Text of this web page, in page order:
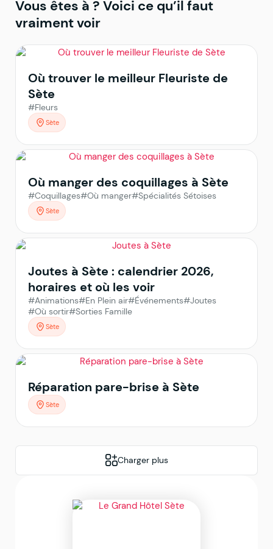
Vous êtes à ? Voici ce qu’il faut
vraiment voir
Où trouver le meilleur Fleuriste de
Sète
#Fleurs
Sète
Où manger des coquillages à Sète
#Coquillages#Où manger#Spécialités Sétoises
Sète
Joutes à Sète : calendrier 2026,
horaires et où les voir
#Animations#En Plein air#Événements#Joutes
#Où sortir#Sorties Famille
Sète
Réparation pare-brise à Sète
Sète
Charger plus